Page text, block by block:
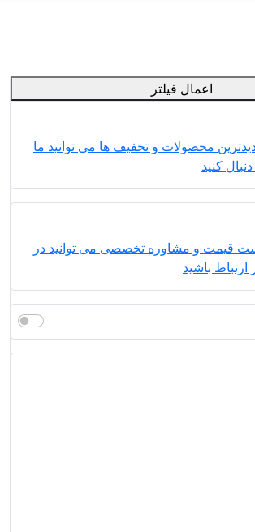
اعمال فیلتر
محصولات و تخفیف ها می توانید ما
کنید
قیمت و مشاوره تخصصی می توانید در
باشید